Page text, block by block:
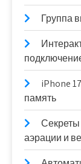
Группа
iPhone
память
Секреты
аэрации и